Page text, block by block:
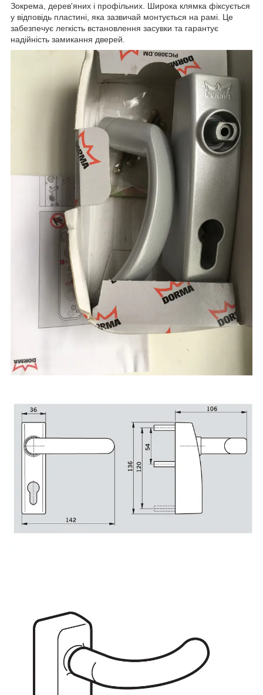
Зокрема, дерев'яних і профільних. Широка клямка фіксується
у відповідь пластині, яка зазвичай монтується на рамі. Це
забезпечує легкість встановлення засувки та гарантує
надійність замикання дверей.